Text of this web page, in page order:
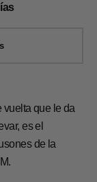
vuelta que le da
es el
de la